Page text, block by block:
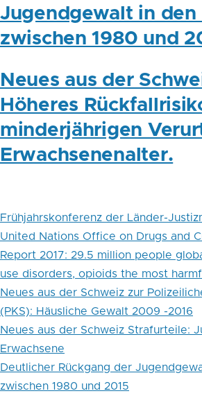
Jugendgewalt in den
zwischen 1980 und
Neues aus der
Höheres
minderjährigen
Erwachsenenalter.
Frühjahrskonferenz der Länder-
United Nations Office on Drugs and
Report 2017: 29.5 million people
use disorders, opioids the most
Neues aus der Schweiz zur
(PKS): Häusliche Gewalt 2009 -2016
Neues aus der Schweiz Strafurteile:
Erwachsene
Deutlicher Rückgang der
zwischen 1980 und 2015